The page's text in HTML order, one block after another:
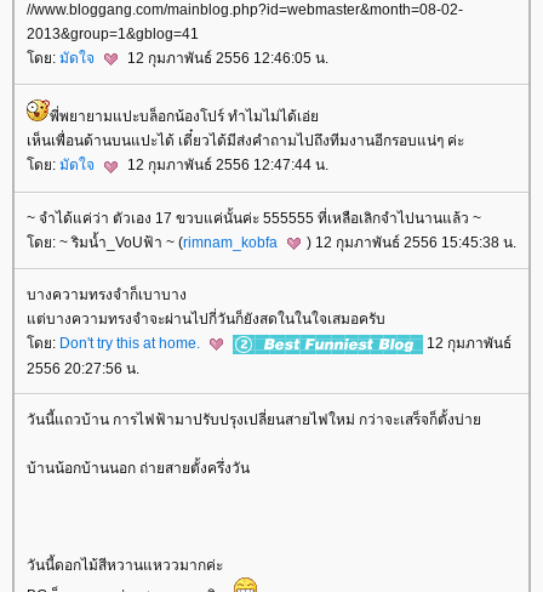
//www.bloggang.com/mainblog.php?id=webmaster&month=08-02-
2013&group=1&gblog=41
ดย: มัดใจ 12 กุมภาพันธ์ 2556 12:46:05 น.
พี่พยายามแปะบล็อกน้องโปร์ ทำไมไม่ได้เอ่
เห็นเพื่อนด้านบนแปะได้ เดี๋ยวได้มีส่งคำถามไปถึงทีมงานอีกรอบแน่ๆ ค่ะ
ดย: มัดใจ 12 กุมภาพันธ์ 2556 12:47:44 น.
~ จำได้แค่ว่า ตัวเอง 17 ขวบแค่นั้นค่ะ 555555 ที่เหลือเลิกจำไปนานแล้ว ~
ดย: ~ ริมน้ำ_VoUฟ้า ~ (rimnam_kobfa ) 12 กุมภาพันธ์ 2556 15:45:38 น.
บางความทรงจำก็เบาบาง
ต่บางความทรงจำจะผ่านไปกี่วันก็ยังสดในในใจเสมอครับ
ดย: Don't try this at home.
12 กุมภาพันธ์
2556 20:27:56 น.
วันนี้แถวบ้าน การไฟฟ้ามาปรับปรุงเปลี่ยนสายไฟใหม่ กว่าจะเสร็จก็ตั้งบ่า
บ้านน้อกบ้านนอก ถ่ายสายตั้งครึ่งวัน
วันนี้ดอกไม้สีหวานแหววมากค่ะ